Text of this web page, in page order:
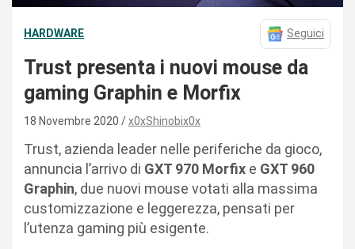
HARDWARE Seguici
Trust presenta i nuovi mouse da
gaming Graphin e Morfix
18 Novembre 2020 x0xShinobix0x
Trust, azienda leader nelle periferiche da gioco,
annuncia l’arrivo di GXT 970 Morfix e GXT 960
Graphin, due nuovi mouse votati alla massima
customizzazione e leggerezza, pensati per
l’utenza gaming più esigente.